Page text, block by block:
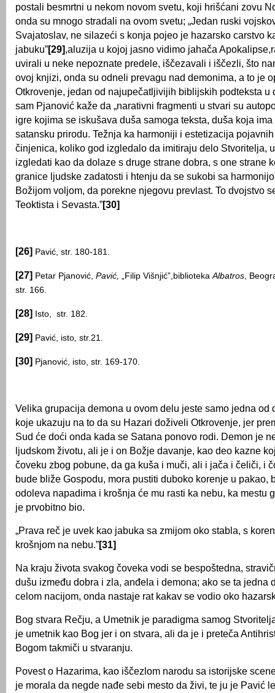
postali besmrtni u nekom novom svetu, koji hrišćani zovu
onda su mnogo stradali na ovom svetu; „Jedan ruski
Svajatoslav, ne silazeći s konja pojeo je hazarsko carstvo
jabuku”[29],aluzija u kojoj jasno vidimo jahača
uvirali u neke nepoznate predele, iščezavali i iščezli, što
ovoj knjizi, onda su odneli prevagu nad demonima, a to je
Otkrovenje, jedan od najupečatljivijih biblijskih podteksta u
sam Pjanović kaže da „narativni fragmenti u stvari su
igre kojima se iskušava duša samoga teksta, duša koja
satansku prirodu. Težnja ka harmoniji i estetizacija
činjenica, koliko god izgledalo da imitiraju delo Stvoritelja,
izgledati kao da dolaze s druge strane dobra, s one strane
granice ljudske zadatosti i htenju da se sukobi sa
Božijom voljom, da porekne njegovu prevlast. To dvojstvo
Teoktista i Sevasta.”[30]
[26] Pavić, str. 180-181.
[27] Petar Pjanović, Pavić, „Filip Višnjić”,bibliotekaAlbatros,
str. 166.
[28] Isto, str. 182.
[29] Pavić, isto, str.21.
[30] Pjanović, isto, str. 169-170.
Velika grupacija demona u ovom delu jeste samo jedna od
koje ukazuju na to da su Hazari doživeli Otkrovenje, jer
Sud će doći onda kada se Satana ponovo rodi. Demon je
ljudskom životu, ali je i on Božje davanje, kao deo kazne
čoveku zbog pobune, da ga kuša i muči, ali i jača i čeliči, i
bude bliže Gospodu, mora pustiti duboko korenje u pakao,
odoleva napadima i krošnja će mu rasti ka nebu, ka mestu
je prvobitno bio.
„Prava reč je uvek kao jabuka sa zmijom oko stabla, s
krošnjom na nebu.”[31]
Na kraju života svakog čoveka vodi se bespoštedna,
dušu između dobra i zla, anđela i demona; ako se ta jedna
celom nacijom, onda nastaje rat kakav se vodio oko
Bog stvara Rečju, a Umetnik je paradigma samog
je umetnik kao Bog jer i on stvara, ali da je i preteča
Bogom takmiči u stvaranju.
Povest o Hazarima, kao iščezlom narodu sa istorijske
je morala da negde nađe sebi mesto da živi, te ju je Pavić